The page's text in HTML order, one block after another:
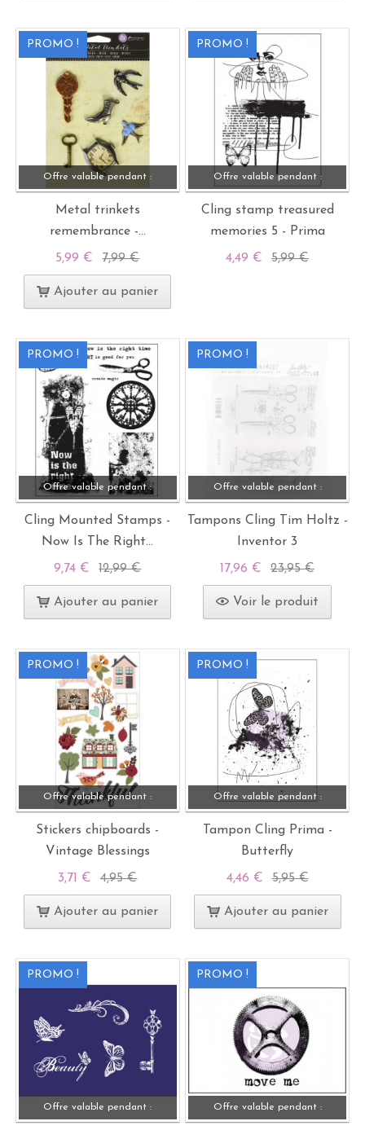
PROMO !
Offre valable pendant :
Metal trinkets
remembrance -...
5,99 € 7,99 €
Ajouter au panier
PROMO !
Offre valable pendant :
Cling stamp treasured
memories 5 - Prima
4,49 € 5,99 €
PROMO !
Offre valable pendant :
Cling Mounted Stamps -
Now Is The Right...
9,74 € 12,99 €
Ajouter au panier
PROMO !
Offre valable pendant :
Tampons Cling Tim Holtz -
Inventor 3
17,96 € 23,95 €
Voir le produit
PROMO !
Offre valable pendant :
Stickers chipboards -
Vintage Blessings
3,71 € 4,95 €
Ajouter au panier
PROMO !
Offre valable pendant :
Tampon Cling Prima -
Butterfly
4,46 € 5,95 €
Ajouter au panier
PROMO !
Offre valable pendant :
PROMO !
Offre valable pendant :